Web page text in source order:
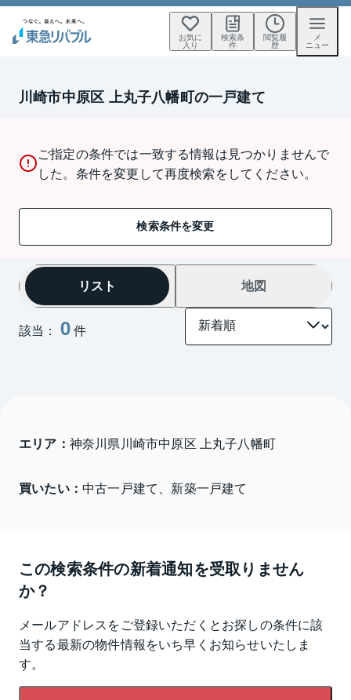
お気に
入り
検索条
件
閲覧履
歴
メ
ニュー
川崎市中原区 上丸子八幡町の一戸建て
ご指定の条件では一致する情報は見つかりませんで
した。条件を変更して再度検索をしてください。
検索条件を変更
該当： 0件
リスト 地図
エリア： 神奈川県川崎市中原区 上丸子八幡町
買いたい： 中古一戸建て、新築一戸建て
この検索条件の新着通知を受取りません
か？
メールアドレスをご登録いただくとお探しの条件に該
当する最新の物件情報をいち早くお知らせいたしま
す。